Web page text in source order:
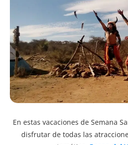
En estas vacaciones de Semana
disfrutar de todas las